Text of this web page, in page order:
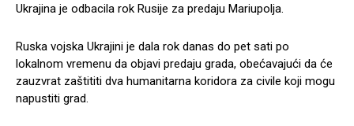
Ukrajina je odbacila rok Rusije za predaju Mariupolja.
Ruska vojska Ukrajini je dala rok danas do pet sati po
lokalnom vremenu da objavi predaju grada, obećavajući da će
zauzvrat zaštititi dva humanitarna koridora za civile koji mogu
napustiti grad.